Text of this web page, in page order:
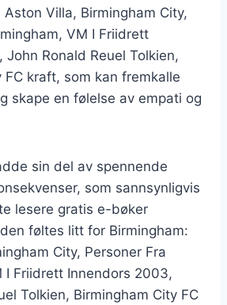
Aston Villa, Birmingham City,
VM I Friidrett
Ronald Reuel Tolkien,
FC kraft, som kan fremkalle
skape en følelse av empati og
sin del av spennende
som sannsynligvis
lesere gratis e-bøker
føltes litt for Birmingham:
City, Personer Fra
I Friidrett Innendors 2003,
Tolkien, Birmingham City FC